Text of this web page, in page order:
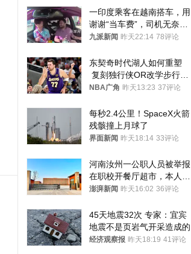
一印度乘客在越南搭车，用
谢谢“当车费”，司机无奈发
笑；印度网友：不代表印度
九派新闻 昨天22:14 78评论
东契奇时代湖人如何重塑
复刻独行侠OR改学步行
者？
NBA广角 昨天13:23 37评论
每秒2.4公里！SpaceX火箭
残骸撞上月球了
界面新闻 昨天18:14 33评论
河南汝州一公职人员被举报
在职校开餐厅超市，本人回
应称“是给别人帮忙”
澎湃新闻 昨天16:02 36评论
45天地震32次 专家：宜宾
地震不是页岩气开采造成的
经济观察报 昨天18:19 41评论